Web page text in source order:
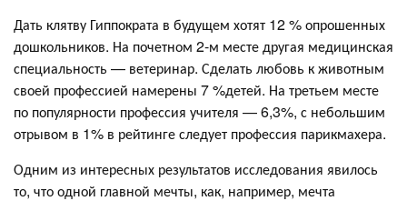
Дать клятву Гиппократа в будущем хотят 12 % опрошенных
дошкольников. На почетном 2-м месте другая медицинская
специальность — ветеринар. Сделать любовь к животным
своей профессией намерены 7 %детей. На третьем месте
по популярности профессия учителя — 6,3%, с небольшим
отрывом в 1% в рейтинге следует профессия парикмахера.
Одним из интересных результатов исследования явилось
то, что одной главной мечты, как, например, мечта